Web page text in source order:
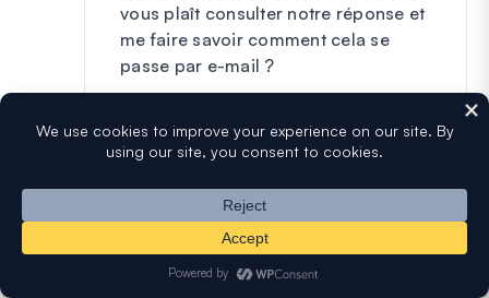
vous plaît consulter notre réponse et
me faire savoir comment cela se
passe par e-mail ?
Merci.
Répondre
Ajouter un commentaire